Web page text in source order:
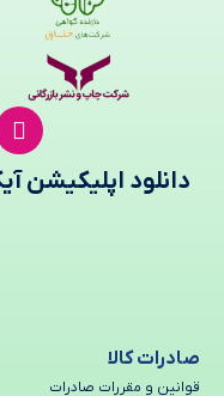
صادرات کالا
قوانین و مقررات صادرات
دانلود اپلیکیشن